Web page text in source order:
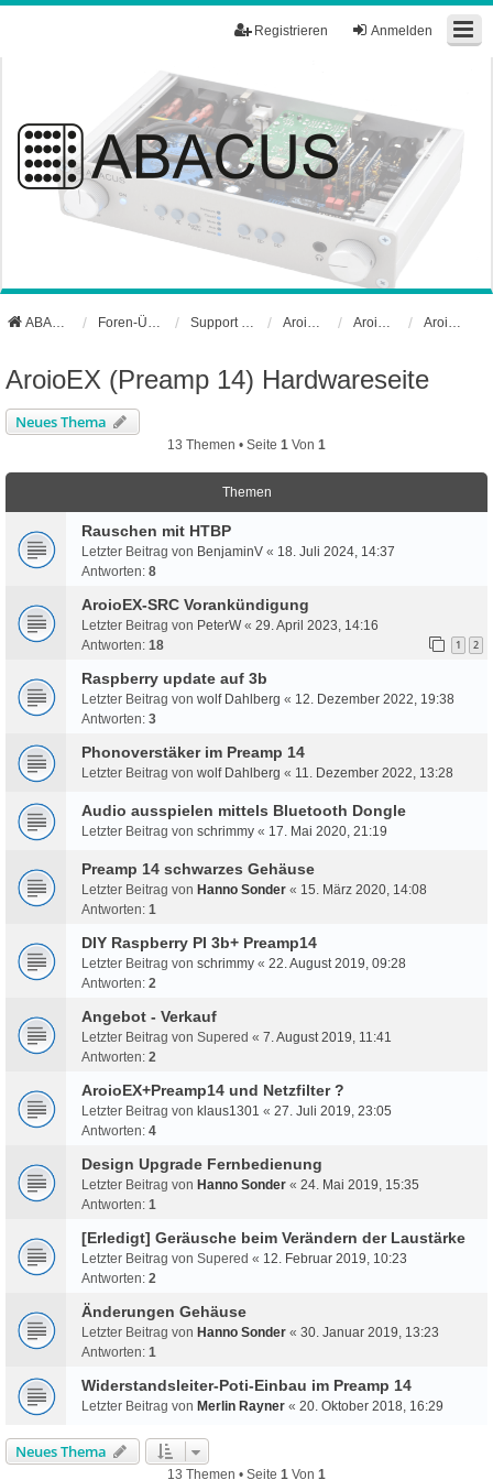
Anmelden
Registrieren
ABACUS Webseite
AroioEX (Preamp 14) Hardwareseite
Neues Thema
13 Themen • Seite 1 Von 1
Themen
Rauschen mit HTBP
Letzter Beitrag von BenjaminV « 18. Juli 2024, 14:37
Antworten: 8
AroioEX-SRC Vorankündigung
Letzter Beitrag von PeterW« 29. April 2023, 14:16
Antworten: 18 1 2
Raspberry update auf 3b
Letzter Beitrag von wolf Dahlberg « 12. Dezember 2022, 19:38
Antworten: 3
Phonoverstäker im Preamp 14
Letzter Beitrag von wolf Dahlberg « 11. Dezember 2022, 13:28
Audio ausspielen mittels Bluetooth Dongle
Letzter Beitrag von schrimmy « 17. Mai 2020, 21:19
Preamp 14 schwarzes Gehäuse
Letzter Beitrag von Hanno Sonder « 15. März 2020, 14:08
Antworten: 1
DIY Raspberry PI 3b+ Preamp14
Letzter Beitrag von schrimmy « 22. August 2019, 09:28
Antworten: 2
Angebot - Verkauf
Letzter Beitrag von Supered « 7. August 2019, 11:41
Antworten: 2
AroioEX+Preamp14 und Netzfilter ?
Letzter Beitrag von klaus1301 « 27. Juli 2019, 23:05
Antworten: 4
Design Upgrade Fernbedienung
Letzter Beitrag von Hanno Sonder « 24. Mai 2019, 15:35
Antworten: 1
[Erledigt] Geräusche beim Verändern der Laustärke
Letzter Beitrag von Supered « 12. Februar 2019, 10:23
Antworten: 2
Änderungen Gehäuse
Letzter Beitrag von Hanno Sonder « 30. Januar 2019, 13:23
Antworten: 1
Widerstandsleiter-Poti-Einbau im Preamp 14
Letzter Beitrag von Merlin Rayner « 20. Oktober 2018, 16:29
Neues Thema
13 Themen • Seite 1 Von 1